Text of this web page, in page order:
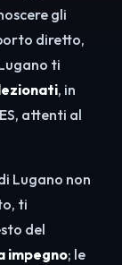
gli
diretto,
ti
, in
attenti al
Lugano non
ti
del
impegno; le